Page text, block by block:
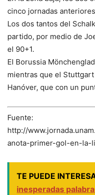
cinco jornadas
Los dos tantos del
partido, por medio de
el 90+1.
El Borussia
mientras que el
Hanóver, que con un
Fuente:
http://
anota-primer-gol-en-la-
TE PUEDE
inesperadas